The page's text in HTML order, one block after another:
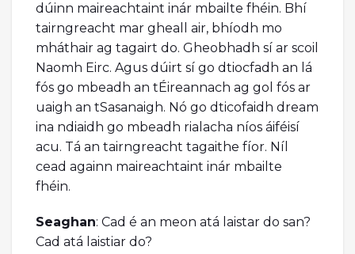
dúinn maireachtaint inár mbailte fhéin. Bhí
tairngreacht mar gheall air, bhíodh mo
mháthair ag tagairt do. Gheobhadh sí ar scoil
Naomh Eirc. Agus dúirt sí go dtiocfadh an lá
fós go mbeadh an tÉireannach ag gol fós ar
uaigh an tSasanaigh. Nó go dticofaidh dream
ina ndiaidh go mbeadh rialacha níos áiféisí
acu. Tá an tairngreacht tagaithe fíor. Níl
cead againn maireachtaint inár mbailte
fhéin.
Seaghan: Cad é an meon atá laistar do san?
Cad atá laistiar do?